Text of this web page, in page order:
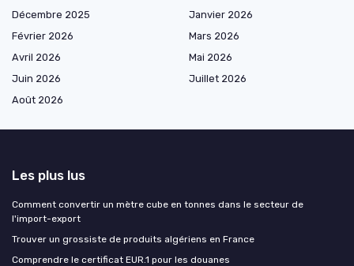
Décembre 2025
Janvier 2026
Février 2026
Mars 2026
Avril 2026
Mai 2026
Juin 2026
Juillet 2026
Août 2026
Les plus lus
Comment convertir un mètre cube en tonnes dans le secteur de
l'import-export
Trouver un grossiste de produits algériens en France
Comprendre le certificat EUR.1 pour les douanes